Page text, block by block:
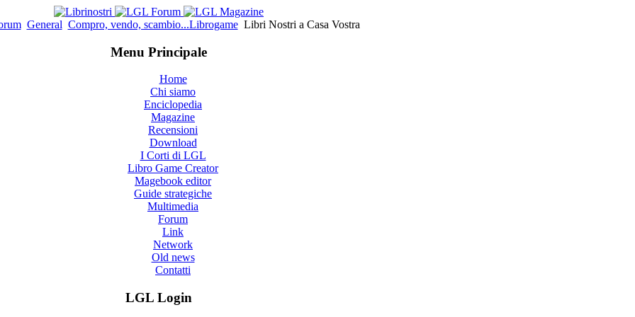
General Compro, vendo, scambio...Librogame Libri Nostri a Casa Vostra
Menu Principale
Home
Chi siamo
Enciclopedia
Magazine
Recensioni
Download
I Corti di LGL
Libro Game Creator
Magebook editor
Guide strategiche
Multimedia
Forum
Link
Network
Old news
Contatti
LGL Login